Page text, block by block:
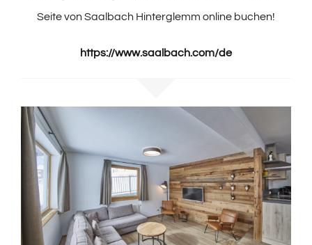
Seite von Saalbach Hinterglemm online buchen!
https://www.saalbach.com/de